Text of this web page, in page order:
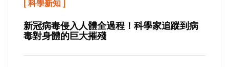
科學新知
新冠病毒侵入人體全過程！科學家追蹤到病
毒對身體的巨大摧殘